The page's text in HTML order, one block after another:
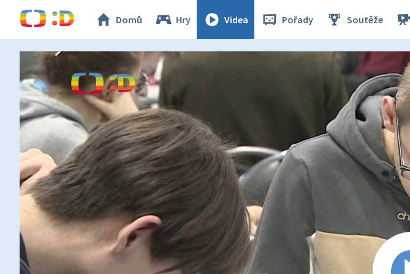
Domů Hry Videa Pořady Soutěže